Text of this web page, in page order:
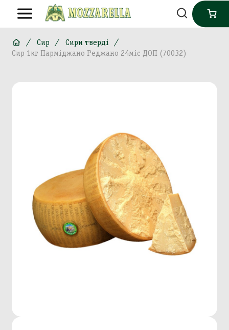
Сир
Сири тверді
Сир 1кг Парміджано Реджано 24міс ДОП (70032)